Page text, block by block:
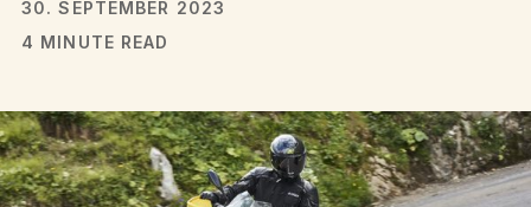
30. SEPTEMBER 2023
4 MINUTE READ